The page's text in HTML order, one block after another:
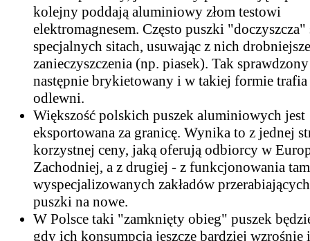
kolejny poddają aluminiowy złom testowi
elektromagnesem. Często puszki "doczyszcza"
specjalnych sitach, usuwając z nich drobniejsze
zanieczyszczenia (np. piasek). Tak sprawdzony
następnie brykietowany i w takiej formie
odlewni.
Większość polskich puszek aluminiowych jest
eksportowana za granicę. Wynika to z jednej
korzystnej ceny, jaką oferują odbiorcy w
Zachodniej, a z drugiej - z funkcjonowania tam
wyspecjalizowanych zakładów
puszki na nowe.
W Polsce taki "zamknięty obieg" puszek
gdy ich konsumpcja jeszcze bardziej wzrośnie